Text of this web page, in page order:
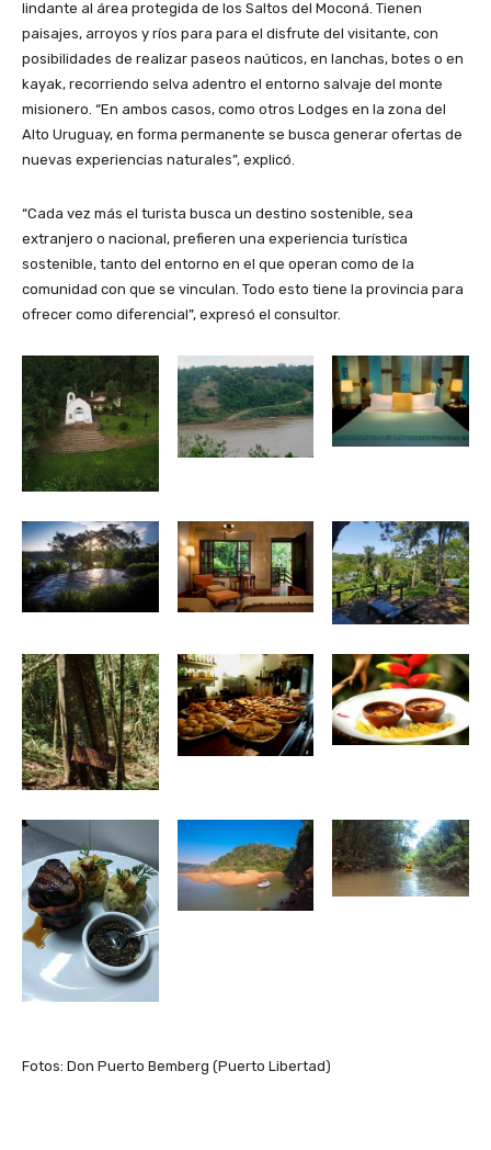
lindante al área protegida de los Saltos del Moconá. Tienen
paisajes, arroyos y ríos para para el disfrute del visitante, con
posibilidades de realizar paseos naúticos, en lanchas, botes o en
kayak, recorriendo selva adentro el entorno salvaje del monte
misionero. “En ambos casos, como otros Lodges en la zona del
Alto Uruguay, en forma permanente se busca generar ofertas de
nuevas experiencias naturales”, explicó.
“Cada vez más el turista busca un destino sostenible, sea
extranjero o nacional, prefieren una experiencia turística
sostenible, tanto del entorno en el que operan como de la
comunidad con que se vinculan. Todo esto tiene la provincia para
ofrecer como diferencial”, expresó el consultor.
Fotos: Don Puerto Bemberg (Puerto Libertad)